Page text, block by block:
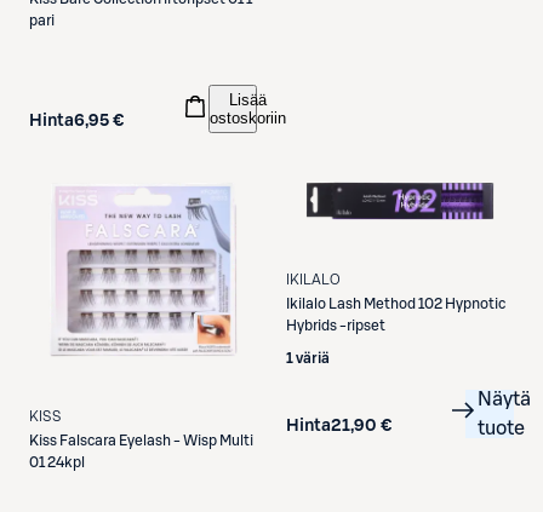
pari
Hinta6,95 €
Lisää
ostoskoriin
KISS
Kiss Falscara Eyelash - Wisp Multi
01 24kpl
IKILALO
Ikilalo
Lash Method 102 Hypnotic
Hybrids -ripset
1 väriä
Hinta21,90 €
Näytä
tuote